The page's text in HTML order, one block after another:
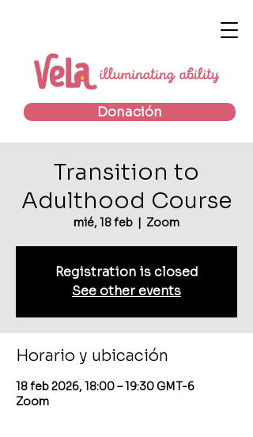
Donación
Transition to
Adulthood Course
mié, 18 feb
  |
Zoom
Registration is closed
See other events
Horario y ubicación
18 feb 2026, 18:00 – 19:30 GMT-6
Zoom